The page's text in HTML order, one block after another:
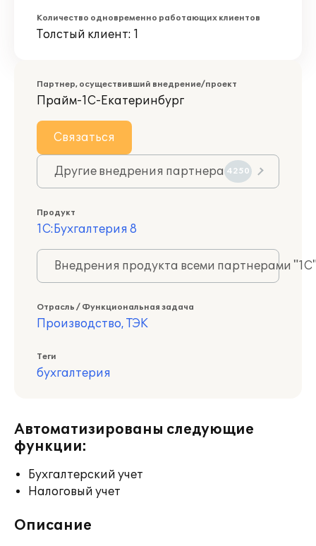
Количество одновременно работающих клиентов
Толстый клиент: 1
Партнер, осуществивший внедрение/проект
Прайм-1С-Екатеринбург
Связаться
Другие внедрения партнера 4250
Продукт
1С:Бухгалтерия 8
Внедрения продукта всеми партнерами
Отрасль / Функциональная задача
Производство, ТЭК
Теги
бухгалтерия
Автоматизированы следующие
функции:
Бухгалтерский учет
Налоговый учет
Описание